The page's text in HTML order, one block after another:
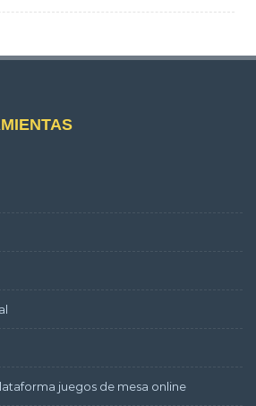
juegos de mesa online